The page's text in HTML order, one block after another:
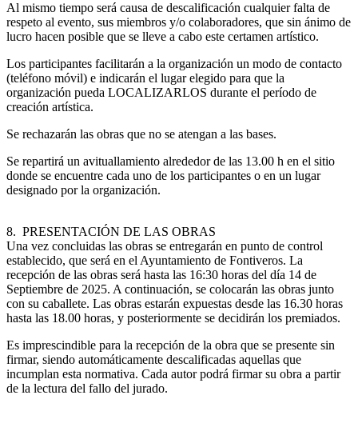
Al mismo tiempo será causa de descalificación cualquier falta de
respeto al evento, sus miembros y/o colaboradores, que sin ánimo de
lucro hacen posible que se lleve a cabo este certamen artístico.
Los participantes facilitarán a la organización un modo de contacto
(teléfono móvil) e indicarán el lugar elegido para que la
organización pueda LOCALIZARLOS durante el período de
creación artística.
Se rechazarán las obras que no se atengan a las bases.
Se repartirá un avituallamiento alrededor de las 13.00 h en el sitio
donde se encuentre cada uno de los participantes o en un lugar
designado por la organización.
8. PRESENTACIÓN DE LAS OBRAS
Una vez concluidas las obras se entregarán en punto de control
establecido, que será en el Ayuntamiento de Fontiveros. La
recepción de las obras será hasta las 16:30 horas del día 14 de
Septiembre de 2025. A continuación, se colocarán las obras junto
con su caballete. Las obras estarán expuestas desde las 16.30 horas
hasta las 18.00 horas, y posteriormente se decidirán los premiados.
Es imprescindible para la recepción de la obra que se presente sin
firmar, siendo automáticamente descalificadas aquellas que
incumplan esta normativa. Cada autor podrá firmar su obra a partir
de la lectura del fallo del jurado.